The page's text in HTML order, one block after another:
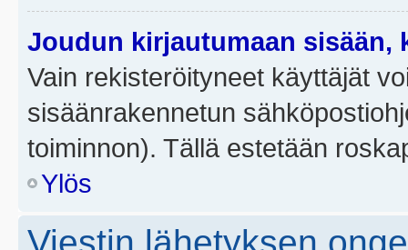
Joudun kirjautumaan sisään,
Vain rekisteröityneet käyttäjät
sisäänrakennetun
toiminnon). Tällä estetään
Ylös